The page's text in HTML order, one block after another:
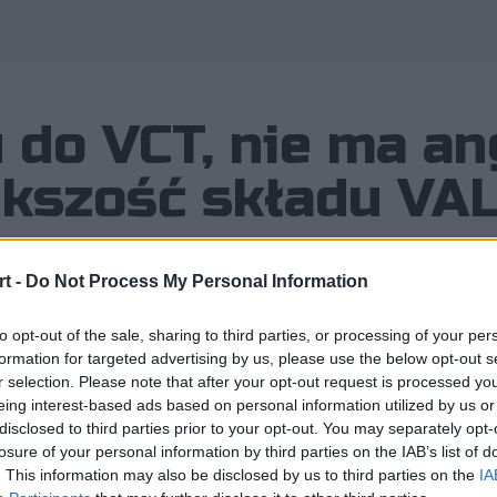
- Do Not Process My Personal Information
opt-out of the sale, sharing to third parties, or processing of your
for targeted advertising by us, please use the below opt-out
selection. Please note that after your opt-out request is processed
interest-based ads based on personal information utilized by us
to third parties prior to your opt-out. You may separately
of your personal information by third parties on the IAB’s list of
This information may also be disclosed by us to third parties on the
VCT, nie ma
składu
z bardziej rozpoznawalnych
w esporcie. Jeżeli jednak chodzi o
trudno powiedzieć, by przygoda